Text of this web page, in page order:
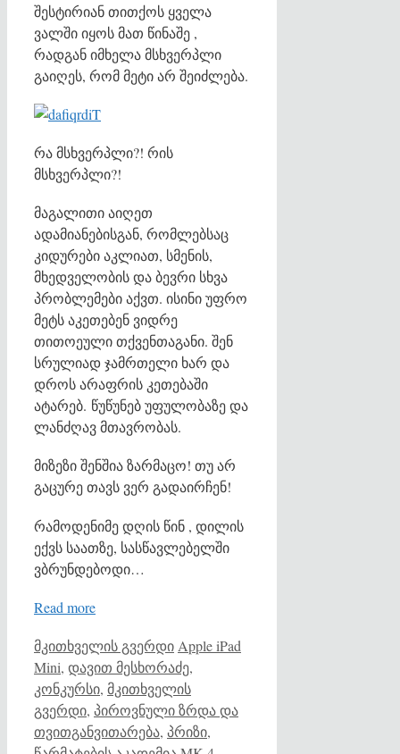
შესტირიან თითქოს ყველა
ვალში იყოს მათ წინაშე ,
რადგან იმხელა მსხვერპლი
გაიღეს, რომ მეტი არ შეიძლება.
რა მსხვერპლი?! რის
მსხვერპლი?!
მაგალითი აიღეთ
ადამიანებისგან, რომლებსაც
კიდურები აკლიათ, სმენის,
მხედველობის და ბევრი სხვა
პრობლემები აქვთ. ისინი უფრო
მეტს აკეთებენ ვიდრე
თითოეული თქვენთაგანი. შენ
სრულიად ჯამრთელი ხარ და
დროს არაფრის კეთებაში
ატარებ. წუწუნებ უფულობაზე და
ლანძღავ მთავრობას.
მიზეზი შენშია ზარმაცო! თუ არ
გაცურე თავს ვერ გადაირჩენ!
რამოდენიმე დღის წინ , დილის
ექვს საათზე, სასწავლებელში
ვბრუნდებოდი…
Read more
Categories
მკითხველის გვერდი Tags
Apple iPad
Mini, დავით მესხორაძე,
კონკურსი, მკითხველის
გვერდი, პიროვნული ზრდა და
თვითგანვითარება, პრიზი,